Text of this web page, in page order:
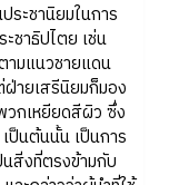
ะชานิยมในการ
ชาธิปไตย เช่น
ามแนวชายแดน
ฝ่ายเสรีนิยมก็มอง
วกเหยียดสีผิว ซึ่ง
ป็นต้นนั้น เป็นการ
นสิ่งที่ตรงข้ามกับ